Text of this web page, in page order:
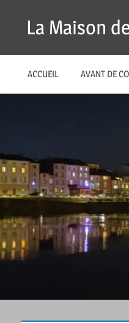
La Maison
ACCUEIL AVANT DE